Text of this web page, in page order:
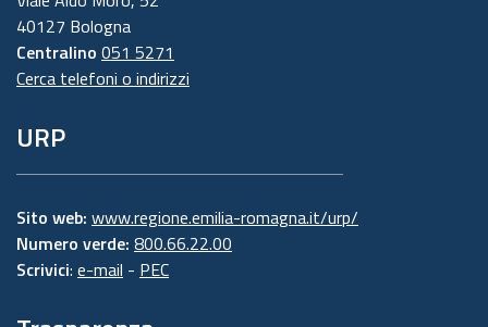
40127 Bologna
Centralino 051 5271
Cerca telefoni o indirizzi
URP
Sito web: www.regione.emilia-romagna.it/urp/
Numero verde: 800.66.22.00
Scrivici: e-mail - PEC